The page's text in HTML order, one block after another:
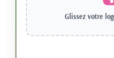
Glissez votre